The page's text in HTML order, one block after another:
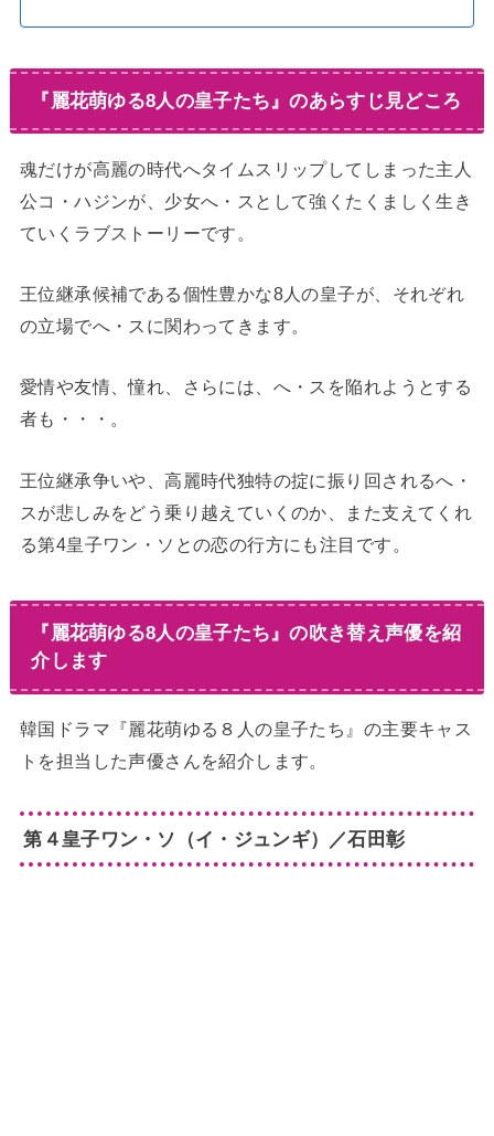
『麗花萌ゆる8人の皇子たち』のあらすじ見どころ
魂だけが高麗の時代へタイムスリップしてしまった主人
公コ・ハジンが、少女へ・スとして強くたくましく生き
ていくラブストーリーです。
王位継承候補である個性豊かな8人の皇子が、それぞれ
の立場でへ・スに関わってきます。
愛情や友情、憧れ、さらには、へ・スを陥れようとする
者も・・・。
王位継承争いや、高麗時代独特の掟に振り回されるへ・
スが悲しみをどう乗り越えていくのか、また支えてくれ
る第4皇子ワン・ソとの恋の行方にも注目です。
『麗花萌ゆる8人の皇子たち』の吹き替え声優を紹
介します
韓国ドラマ『麗花萌ゆる８人の皇子たち』の主要キャス
トを担当した声優さんを紹介します。
第４皇子ワン・ソ（イ・ジュンギ）／石田彰